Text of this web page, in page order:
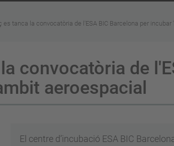
es tanca la convocatòria de l'ESA BIC Barcelona per
convocatòria de
aeroespacial
El centre d’incubació ESA BIC